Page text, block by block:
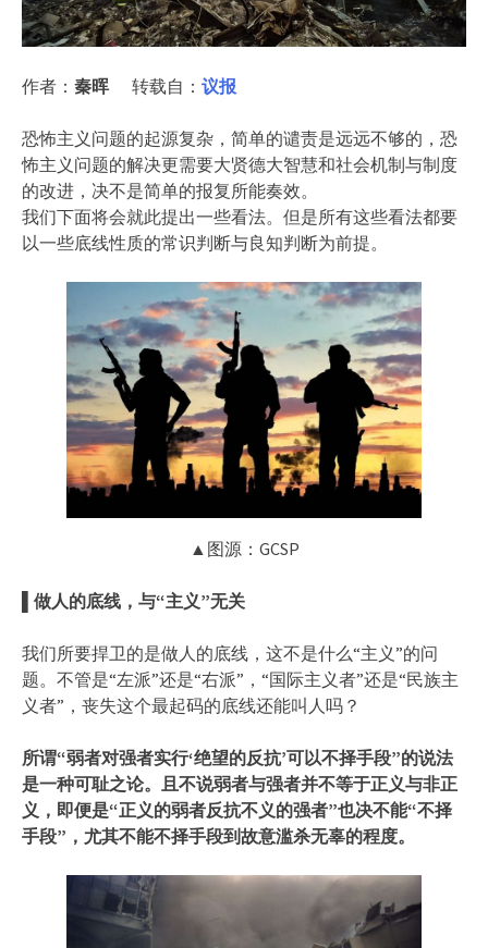
作者： 秦晖转载自： 议报
恐怖主义问题的起源复杂，简单的谴责是远远不够的，恐
怖主义问题的解决更需要大贤德大智慧和社会机制与制度
的改进，决不是简单的报复所能奏效。
我们下面将会就此提出一些看法。但是所有这些看法都要
以一些底线性质的常识判断与良知判断为前提。
▲图源：GCSP
▌做人的底线，与“主义”无关
我们所要捍卫的是做人的底线，这不是什么“主义”的问
题。不管是“左派”还是“右派”，“国际主义者”还是“民族主
义者”，丧失这个最起码的底线还能叫人吗？
所谓“弱者对强者实行‘绝望的反抗’可以不择手段”的说法
是一种可耻之论。且不说弱者与强者并不等于正义与非正
义，即便是“正义的弱者反抗不义的强者”也决不能“不择
手段”，尤其不能不择手段到故意滥杀无辜的程度。